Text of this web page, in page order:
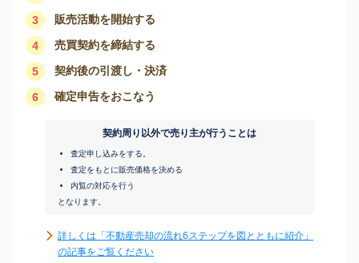
3
販売活動を開始する
4 売買契約を締結する
5 契約後の引渡し・決済
6 確定申告をおこなう
契約周り以外で売り主が行うことは
査定申し込みをする。
査定をもとに販売価格を決める
内覧の対応を行う
となります。
詳しくは「不動産売却の流れ6ステップを図とともに紹介」
の記事をご覧ください